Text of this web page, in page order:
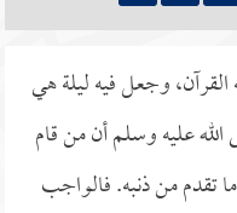
وجعل فيه ليلة هي
عليه وسلم أن من قام
ما تقدم من ذنبه. فالواجب